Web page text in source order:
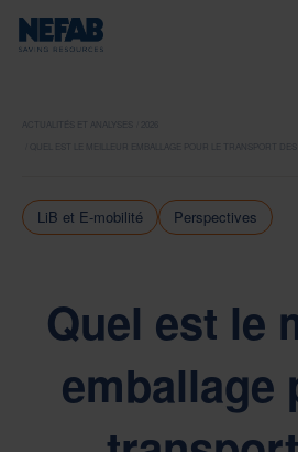
ACTUALITÉS ET ANALYSES
QUEL EST LE MEILLEUR EMBALLAGE POUR LE TRANSPORT
LiB et E-mobilité Perspectives
Quel est le
emballage